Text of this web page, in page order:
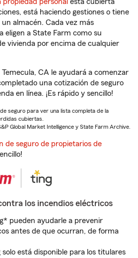
está haciendo gestiones o tiene
almacén. Cada vez más
eligen a State Farm como su
vivienda por encima de cualquier
CA le ayudará a comenzar
una cotización de seguro
en línea. ¡Es rápido y sencillo!
seguro para ver una lista completa de la
cubiertas.
Global Market Intelligence y State Farm Archive.
de seguro de propietarios de
los incendios eléctricos
pueden ayudarle a prevenir
antes de que ocurran, de forma
solo está disponible para los titulares